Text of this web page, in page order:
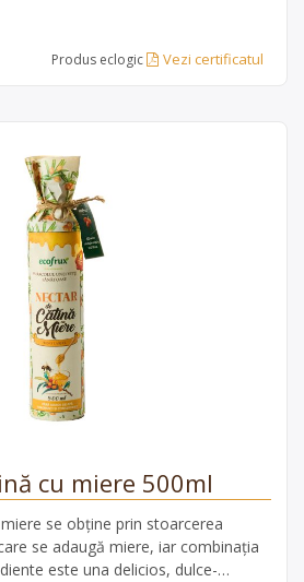
Produs eclogic Vezi certificatul
cu miere 500ml
se obține prin stoarcerea
se adaugă miere, iar combinația
este una delicios, dulce-